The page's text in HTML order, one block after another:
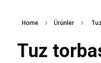
Home Ürünler
Tuz